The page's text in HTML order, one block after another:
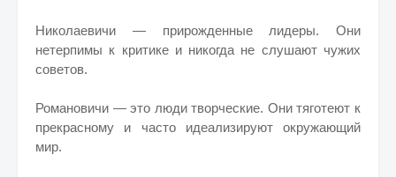
Николаевичи — прирожденные лидеры. Они
нетерпимы к критике и никогда не слушают чужих
советов.
Романовичи — это люди творческие. Они тяготеют к
прекрасному и часто идеализируют окружающий
мир.